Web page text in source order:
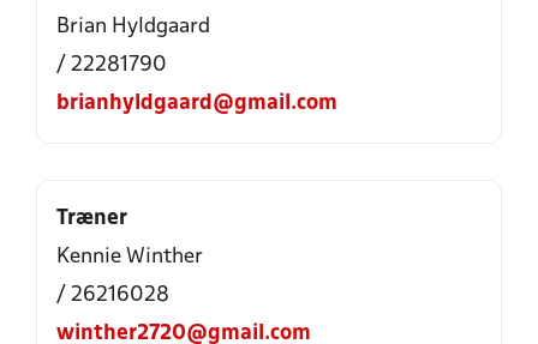
Brian Hyldgaard
/ 22281790
brianhyldgaard@gmail.com
Træner
Kennie Winther
/ 26216028
winther2720@gmail.com